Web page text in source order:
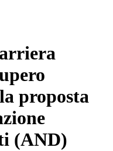
proposta
(AND)